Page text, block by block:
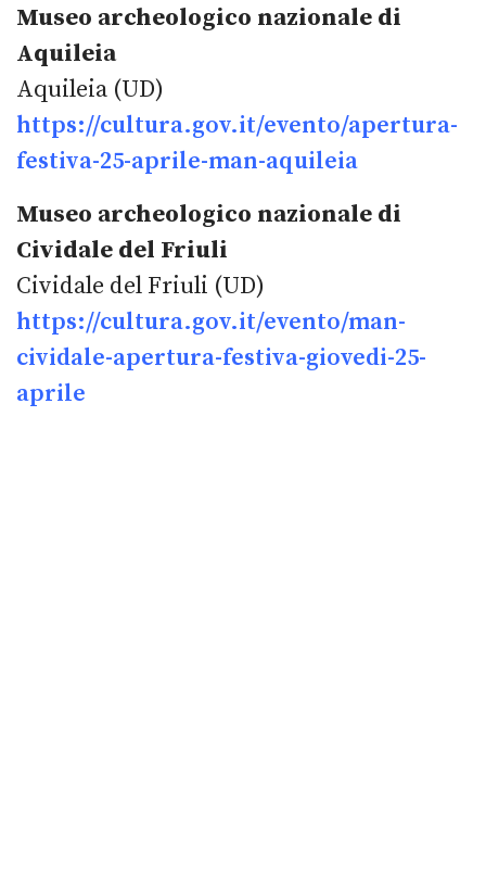
Museo archeologico nazionale di
Aquileia
Aquileia (UD)
https://cultura.gov.it/evento/apertura-
festiva-25-aprile-man-aquileia
Museo archeologico nazionale di
Cividale del Friuli
Cividale del Friuli (UD)
https://cultura.gov.it/evento/man-
cividale-apertura-festiva-giovedi-25-
aprile